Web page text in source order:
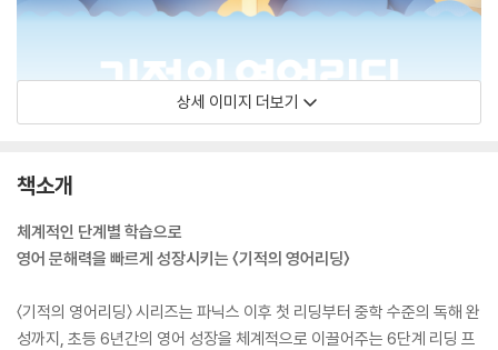
상세 이미지 더보기
책소개
체계적인 단계별 학습으로
영어 문해력을 빠르게 성장시키는 〈기적의 영어리딩〉
〈기적의 영어리딩〉 시리즈는 파닉스 이후 첫 리딩부터 중학 수준의 독해 완
성까지, 초등 6년간의 영어 성장을 체계적으로 이끌어주는 6단계 리딩 프